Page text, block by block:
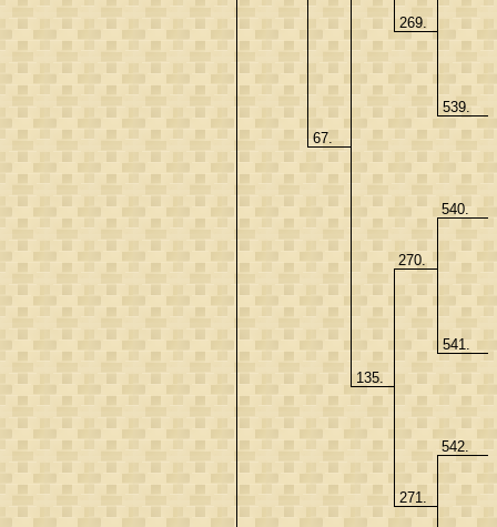
67.
269.
539.
135.
270.
540.
541.
271.
542.